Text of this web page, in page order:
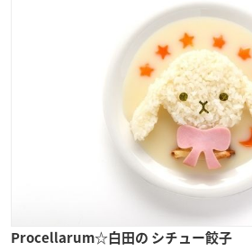
Procellarum☆白田の シチュー餃子